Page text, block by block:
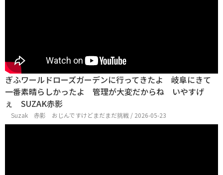
ぎふワールドローズガーデンに行ってきたよ 岐阜にきて
一番素晴らしかったよ 管理が大変だからね いやすげ
ぇ SUZAK赤影
Suzak 赤影 おじんですけどまだまだ挑戦 / 2026-05-23